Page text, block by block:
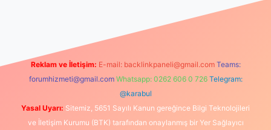
Reklam ve İletişim: E-mail: backlinkpaneli@gmail.com Teams:
forumhizmeti@gmail.com Whatsapp: 0262 606 0 726 Telegram:
@karabul
Yasal Uyarı: Sitemiz, 5651 Sayılı Kanun gereğince Bilgi Teknolojileri
ve İletişim Kurumu (BTK) tarafından onaylanmış bir Yer Sağlayıcı